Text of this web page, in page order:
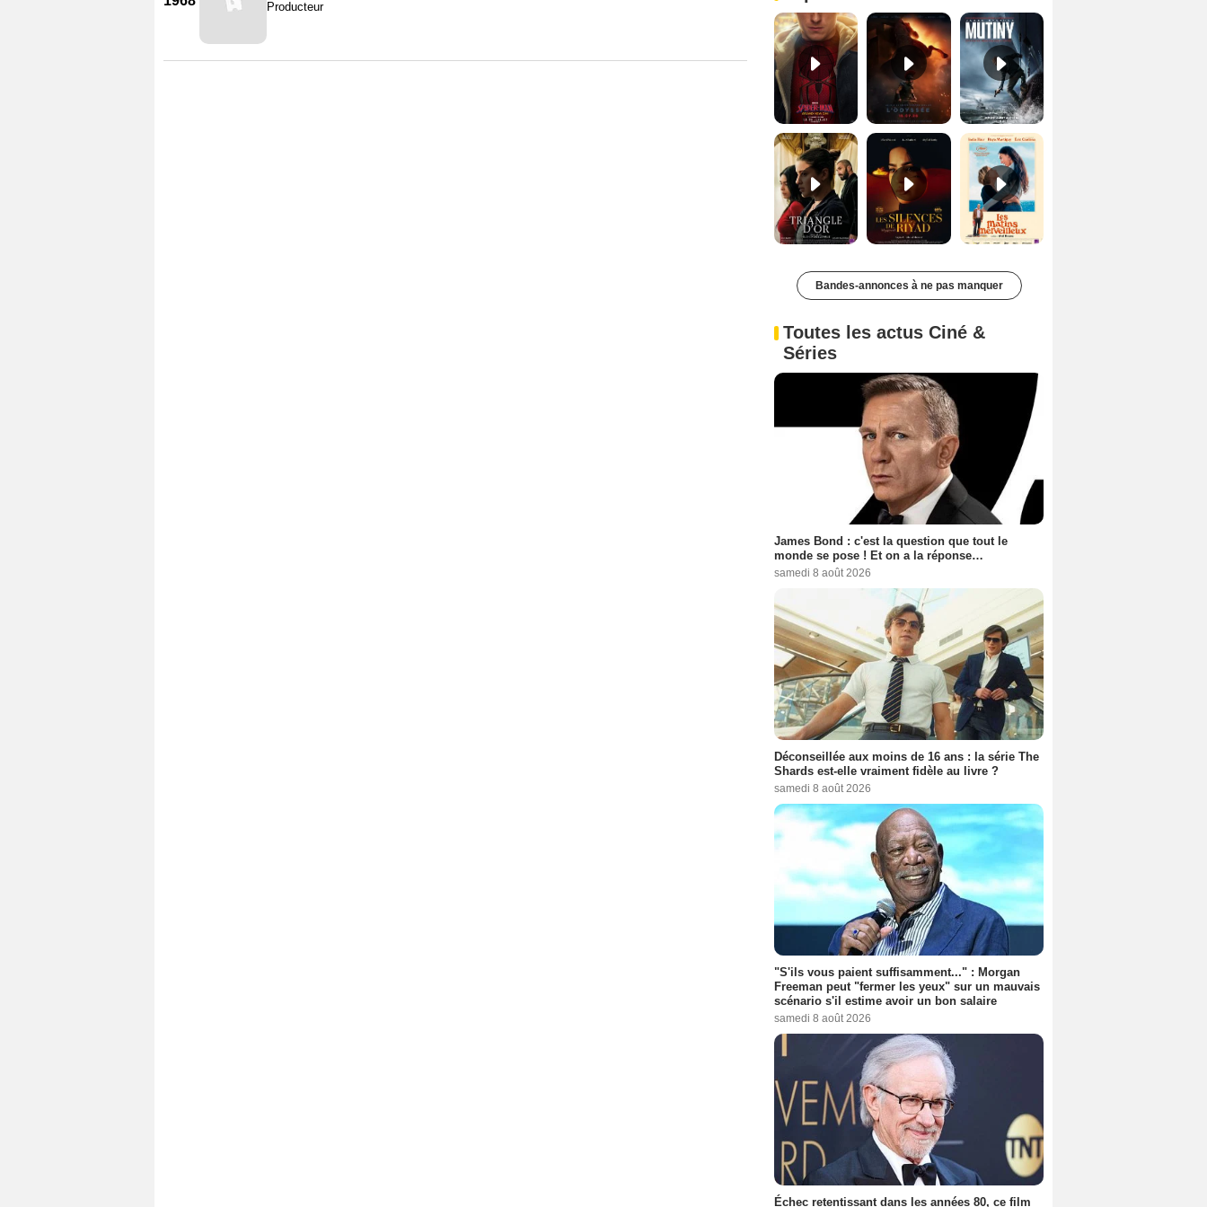
Producteur
Les Silences de Riyad Bande-annonce VO STFR Les Matins merveilleux Bande-annonce VF
Bandes-annonces à ne pas manquer
Toutes les actus Ciné &
Séries
James Bond : c'est la question que tout le
monde se pose ! Et on a la réponse…
samedi 8 août 2026
Déconseillée aux moins de 16 ans : la série The
Shards est-elle vraiment fidèle au livre ?
samedi 8 août 2026
"S'ils vous paient suffisamment..." : Morgan
Freeman peut "fermer les yeux" sur un mauvais
scénario s'il estime avoir un bon salaire
samedi 8 août 2026
Échec retentissant dans les années 80, ce film